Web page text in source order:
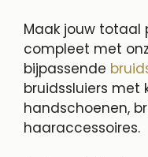
Maak jouw
compleet met
bijpassende
bruidssluiers met
handschoenen,
haaraccessoires.